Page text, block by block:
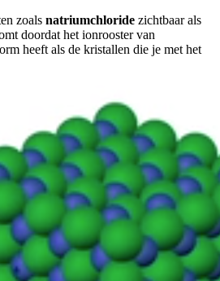
zoals natriumchloride zichtbaar als
doordat het ionrooster van
heeft als de kristallen die je met het